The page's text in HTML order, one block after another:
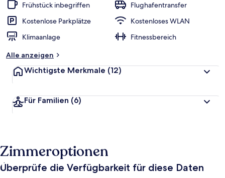
Frühstück inbegriffen
Flughafentransfer
Kostenlose Parkplätze
Kostenloses WLAN
Klimaanlage
Fitnessbereich
Alle anzeigen
Wichtigste Merkmale (12)
Für Familien (6)
Zimmeroptionen
Überprüfe die Verfügbarkeit für diese Daten